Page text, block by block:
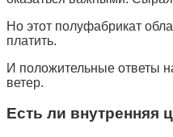
Но этот полуфабрикат
платить.
И положительные ответы
ветер.
Есть ли внутренняя